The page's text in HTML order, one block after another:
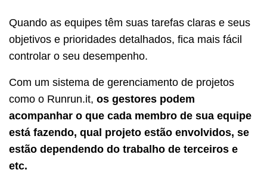
Quando as equipes têm suas tarefas claras e seus
objetivos e prioridades detalhados, fica mais fácil
controlar o seu desempenho.
Com um sistema de gerenciamento de projetos
como o Runrun.it, os gestores podem
acompanhar o que cada membro de sua equipe
está fazendo, qual projeto estão envolvidos, se
estão dependendo do trabalho de terceiros e
etc.